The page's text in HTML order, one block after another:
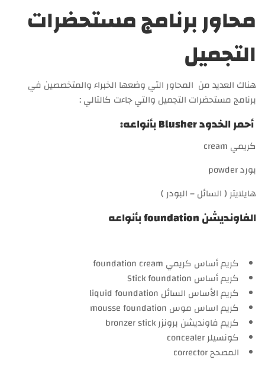
محاور برنامج مستحضرات
التجميل
هناك العديد من المحاور التي وضعها الخبراء والمتخصصين في
برنامج مستحضرات التجميل والتي جاءت كالتالي :
أحمر الخدود Blusher بأنواعه:
كريمي cream
بورد powder
هايلايتر ( السائل – البودر )
الفاونديشن foundation بأنواعه
كريم أساس كريمي foundation cream
كريم أساس Stick foundation
كريم الأساس السائل liquid foundation
كريم اساس موس mousse foundation
كريم فاونديشن برونزر bronzer stick
كونسيلر concealer
المصحح corrector